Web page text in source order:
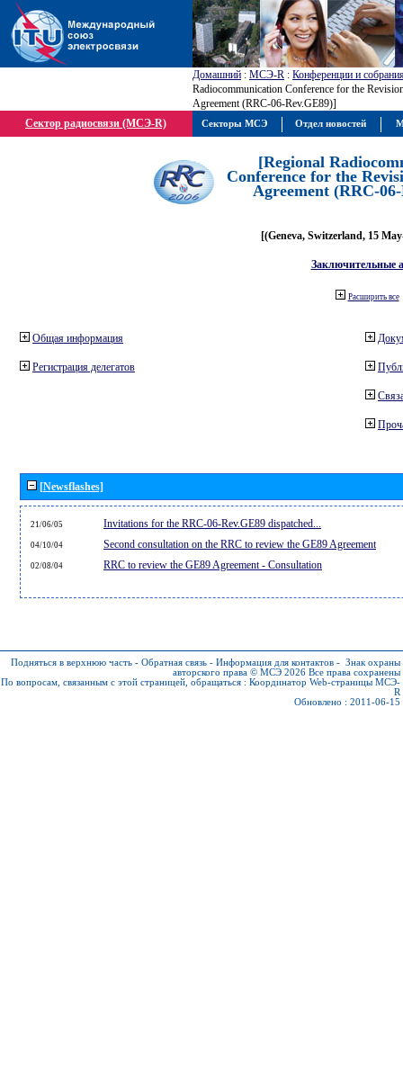
Домашний : МСЭ-R : Конференции и
Radiocommunication Conference for the
Agreement (RRC-06-Rev.GE89)]
Сектор радиосвязи (МСЭ-R)
[Regional
Conference for the
Agreement (RRC-
[(Geneva, Switzerland, 15
Заключительные
Расширить все
Общая информация
Регистрация делегатов
[Newsflashes]
21/06/05 Invitations for the RRC-06-Rev.GE89 dispatched...
04/10/04 Second consultation on the RRC to review the GE89 Agreement
02/08/04 RRC to review the GE89 Agreement - Consultation
Подняться в верхнюю часть - Обратная связь - Информация для контактов - Знак охраны
авторского права © МСЭ 2026 Все права сохранены
По вопросам, связанным с этой страницей, обращаться : Координатор Web-страницы МСЭ-
R
Обновлено : 2011-06-15
Секторы МСЭ Отдел новостей